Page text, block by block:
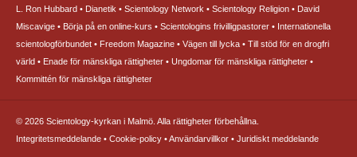
L. Ron Hubbard Dianetik Scientology Network Scientology Religion
David
Miscavige
Börja på en online-kurs Scientologins frivilligpastorer
Internationella
scientologförbundet
Freedom Magazine Vägen till lycka
Till stöd för en drogfri
värld
Enade för mänskliga rättigheter
Ungdomar för mänskliga rättigheter
Kommittén för mänskliga rättigheter
© 2026 Scientology-kyrkan i Malmö. Alla rättigheter förbehållna.
Integritetsmeddelande • Cookie-policy •Användarvillkor • Juridiskt meddelande